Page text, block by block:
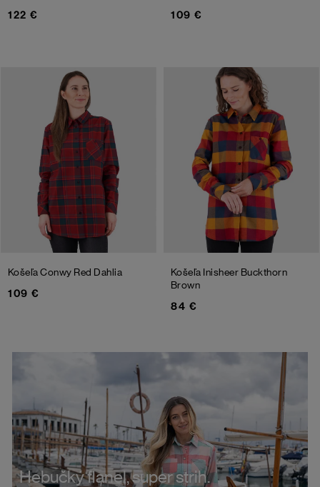
122 € 109 €
Košeľa Conwy Red Dahlia
109 €
Košeľa Inisheer Buckthorn
Brown
84 €
Hebučký flanel, super strih.